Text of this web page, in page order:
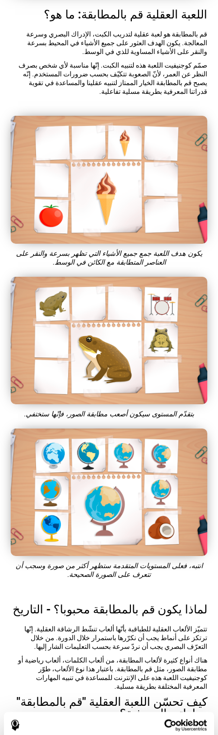
اللعبة العقلية قم بالمطابقة: ما هو؟
قم بالمطابقة هو لعبة عقلية لتدريب الكبت، الإدراك البصري وسرعة
المعالجة. يكون الهدف العثور على جميع الأشياء في المحيط بسرعة
والنقر على الأشياء المساوية للذي في الوسط.
صمّم كوجنيفيت اللعبة هذه لتنبيه الكبت. إنّها مناسبة لأي شخص بصرف
النظر عن العمر، لأنّ الصعوبة تتكيّف بحسب ضرورات المستخدم. إنّه
يصبح قم بالمطابقة الخيار الممتاز لتنبيه عقلينا والمساعدة في تقوية
قدراتنا المعرفية بطريقة مسلية تفاعلية.
يكون هدف اللعبة جمع جميع الأشياء التي تظهر بسرعة والنقر على
العناصر المتطابقة مع الكائن في الوسط.
بتقدّم المستوى سيكون أصعب مطابقة الصور، فإنّها ستختفي.
انتبه، فعلى المستويات المتقدمة ستظهر أكثر من صورة وسجب أن
تتعرف على الصورة الصحيحة.
لماذا يكون قم بالمطابقة محبوبا؟ - التاريخ
تتميّز الألعاب العقلية للطباقبة بأنّها ألعاب تنشّط الرشاقة العقلية. إنّها
ترتكز على أنماط يجب أن نكرّرها باستمرار خلال الدورة. من خلال
التعرّف البصري يجب أن نردّ سرعة بحسب التعليمات الشار إليها.
هناك أنواع كثيرة لألعاب المطابقة، من ألعاب الكلمات، ألعاب رياضية أو
مطابقة الصور، مثل قم بالمطابقة. باعتبار هذا نوع الألعاب، طوّر
كوجنيفيت اللعبة هذه على الإنترنت للمساعدة في تنبيه المهارات
المعرفية المختلفة بطريقة مسلية.
كيف تحسّن اللعبة العقلية "قم بالمطابقة"
مهاراتي المعرفية؟
إنّ الاستمتاع بألعاب مثل قم بالمطابقة لكوجنيفيت ينشّط نمط تنشيط